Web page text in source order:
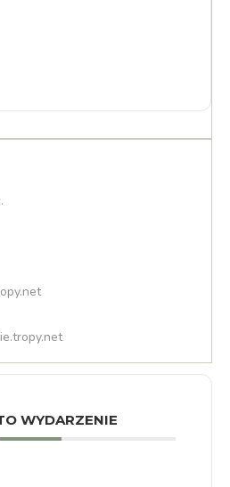
WYDARZENIE